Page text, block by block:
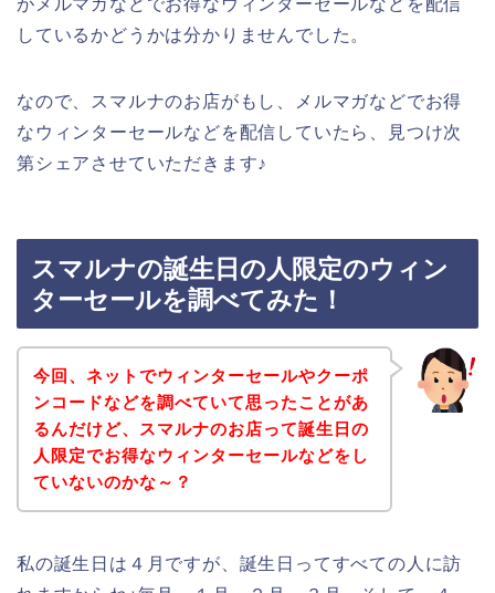
しているかどうかは分かりませんでした。
なので、スマルナのお店がもし、メルマガなどでお得
なウィンターセールなどを配信していたら、見つけ次
第シェアさせていただきます♪
スマルナの誕生日の人限定のウィン
ターセールを調べてみた！
今回、ネットでウィンターセールやクーポ
ンコードなどを調べていて思ったことがあ
るんだけど、スマルナのお店って誕生日の
人限定でお得なウィンターセールなどをし
ていないのかな～？
私の誕生日は４月ですが、誕生日ってすべての人に訪